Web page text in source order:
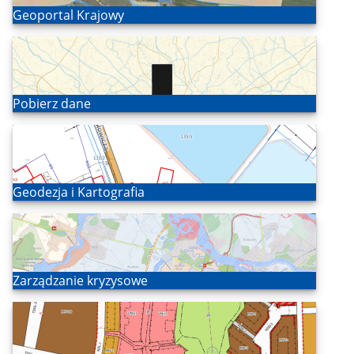
Otwórz
Geoportal Krajowy
Otwórz
Pobierz dane
Otwórz
Geodezja i Kartografia
Otwórz
Zarządzanie kryzysowe